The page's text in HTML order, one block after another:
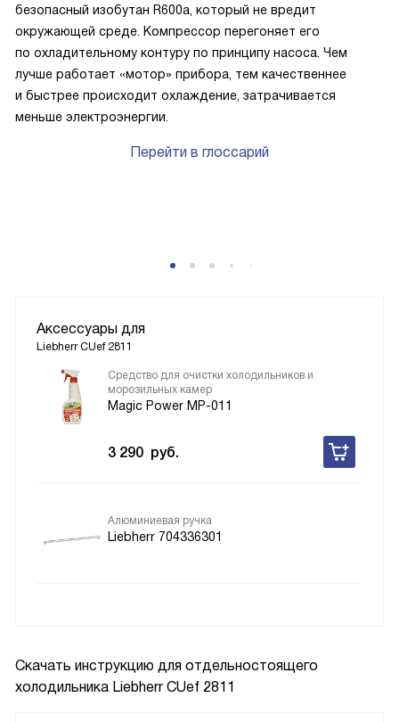
Скачать инструкцию для отдельностоящего
холодильника Liebherr CUef 2811
безопасный изобутан R600a, который не вредит
окружающей среде. Компрессор перегоняет его
по охладительному контуру по принципу насоса. Чем
лучше работает «мотор» прибора, тем качественнее
и быстрее происходит охлаждение, затрачивается
меньше электроэнергии.
Перейти в глоссарий
Аксессуары для
Liebherr CUef 2811
Средство для очистки холодильников и
морозильных камер
Magic Power MP-011
3 290 руб.
Алюминиевая ручка
Liebherr 704336301